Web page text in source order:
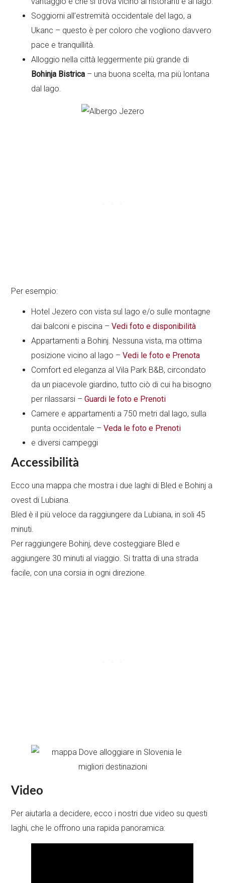
Soggiorni all’estremità occidentale del lago, a
Ukanc – questo è per coloro che vogliono davvero
pace e tranquillità.
Alloggio nella città leggermente più grande di
Bohinja Bistrica – una buona scelta, ma più lontana
dal lago.
Per esempio:
Hotel Jezero con vista sul lago e/o sulle montagne
dai balconi e piscina –Vedi foto e disponibilità
Appartamenti a Bohinj. Nessuna vista, ma ottima
posizione vicino al lago –Vedi le foto e Prenota
Comfort ed eleganza al Vila Park B&B, circondato
da un piacevole giardino, tutto ciò di cui ha bisogno
per rilassarsi –Guardi le foto e Prenoti
Camere e appartamenti a 750 metri dal lago, sulla
punta occidentale –Veda le foto e Prenoti
e diversi campeggi
Accessibilità
Ecco una mappa che mostra i due laghi di Bled e Bohinj a
ovest di Lubiana.
Bled è il più veloce da raggiungere da Lubiana, in soli 45
minuti.
Per raggiungere Bohinj, deve costeggiare Bled e
aggiungere 30 minuti al viaggio. Si tratta di una strada
facile, con una corsia in ogni direzione.
Video
Per aiutarla a decidere, ecco i nostri due video su questi
laghi, che le offrono una rapida panoramica: